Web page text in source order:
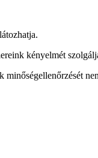
kényelmét